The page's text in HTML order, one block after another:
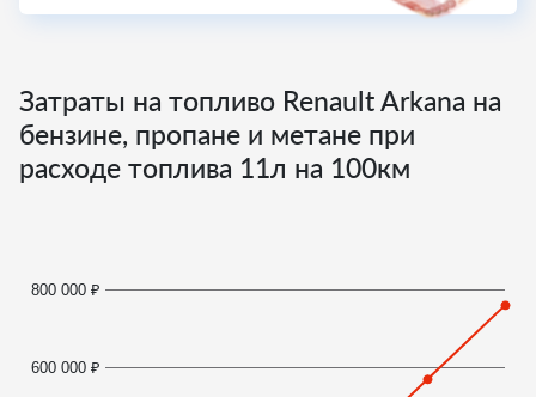
Затраты на топливо Renault Arkana на
бензине, пропане и метане при
расходе топлива 11л на 100км
600 000 ₽
800 000 ₽